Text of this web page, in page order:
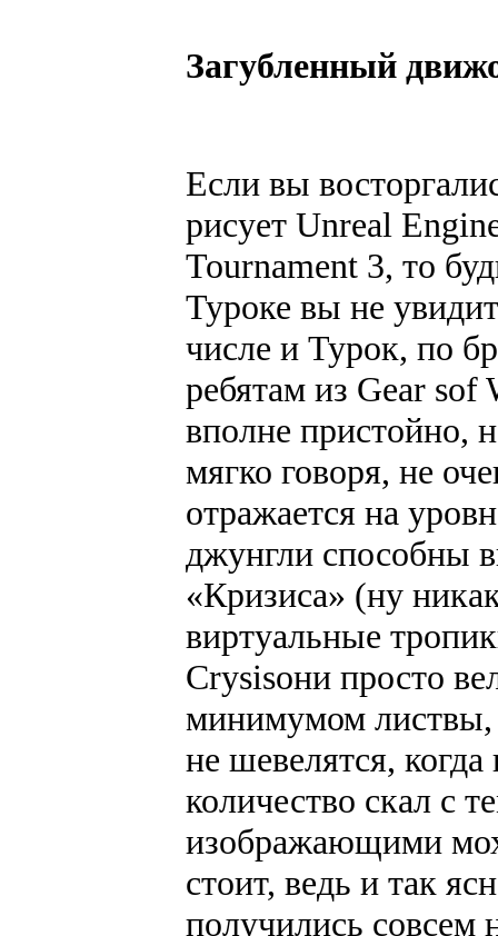
Загубленный
Если вы
рисует Unreal
Tournament 3, то
Туроке вы не
числе и Турок, по
ребятам из Gear sof
вполне пристойно,
мягко говоря, не
отражается на
джунгли способны
«Кризиса» (ну
виртуальные
Crysisони просто
минимумом листвы,
не шевелятся,
количество скал с
изображающими
стоит, ведь и так
получились совсем